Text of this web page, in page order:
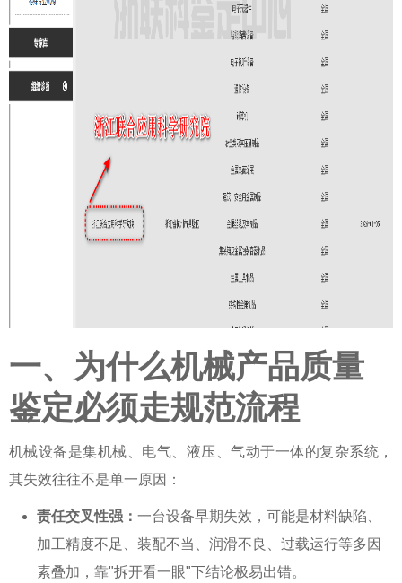
一、为什么机械产品质量
鉴定必须走规范流程
机械设备是集机械、电气、液压、气动于一体的复杂系统，
其失效往往不是单一原因：
责任交叉性强：一台设备早期失效，可能是材料缺陷、
加工精度不足、装配不当、润滑不良、过载运行等多因
素叠加，靠"拆开看一眼"下结论极易出错。